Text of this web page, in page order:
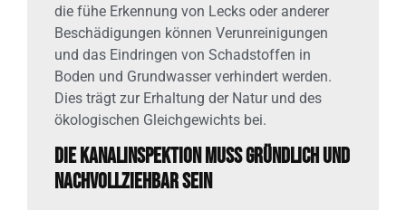
die fühe Erkennung von Lecks oder anderer
Beschädigungen können Verunreinigungen
und das Eindringen von Schadstoffen in
Boden und Grundwasser verhindert werden.
Dies trägt zur Erhaltung der Natur und des
ökologischen Gleichgewichts bei.
Die Kanalinspektion muss gründlich und
nachvollziehbar sein